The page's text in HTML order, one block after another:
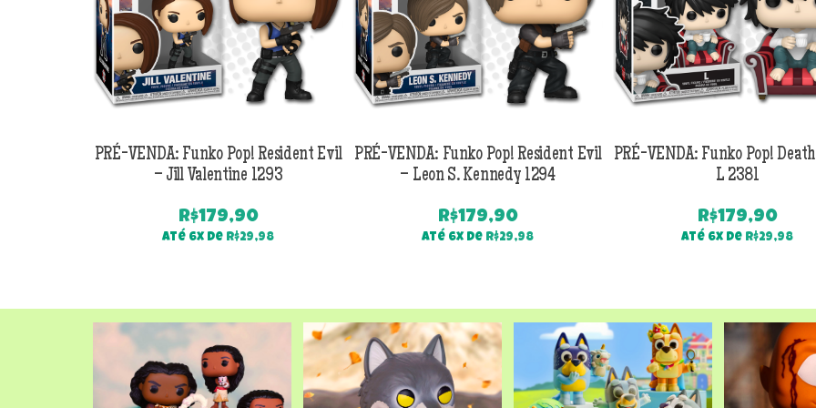
PRÉ-VENDA: Funko Pop! Resident Evil
– Jill Valentine 1293
R$179,90
Até 6x de R$29,98
PRÉ-VENDA: Funko Pop! Resident Evil
– Leon S. Kennedy 1294
R$179,90
Até 6x de R$29,98
PRÉ-VENDA: Funko Pop!
L 2381
R$179,90
Até 6x de R$29,98